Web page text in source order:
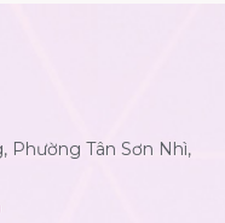
Phường Tân Sơn Nhì,